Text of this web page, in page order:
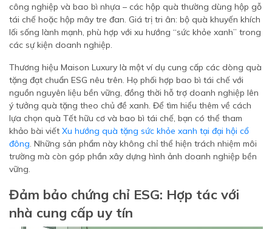
công nghiệp và bao bì nhựa – các hộp quà thường dùng hộp gỗ
tái chế hoặc hộp mây tre đan. Giá trị tri ân: bộ quà khuyến khích
lối sống lành mạnh, phù hợp với xu hướng “sức khỏe xanh” trong
các sự kiện doanh nghiệp.
Thương hiệu Maison Luxury là một ví dụ cung cấp các dòng quà
tặng đạt chuẩn ESG nêu trên. Họ phối hợp bao bì tái chế với
nguồn nguyên liệu bền vững, đồng thời hỗ trợ doanh nghiệp lên
ý tưởng quà tặng theo chủ đề xanh. Để tìm hiểu thêm về cách
lựa chọn quà Tết hữu cơ và bao bì tái chế, bạn có thể tham
khảo bài viết Xu hướng quà tặng sức khỏe xanh tại đại hội cổ
đông. Những sản phẩm này không chỉ thể hiện trách nhiệm môi
trường mà còn góp phần xây dựng hình ảnh doanh nghiệp bền
vững.
Đảm bảo chứng chỉ ESG: Hợp tác với
nhà cung cấp uy tín